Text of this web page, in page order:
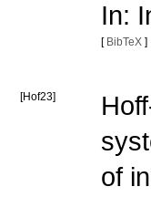
In:
[ BibTeX ]
[Hof23]
of